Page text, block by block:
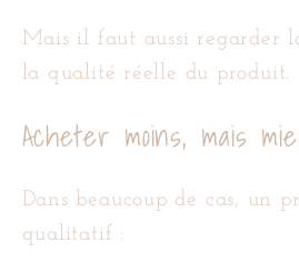
Mais il faut aussi regarder
la qualité réelle du produit.
Acheter moins, mais
Dans beaucoup de cas, un
qualitatif :